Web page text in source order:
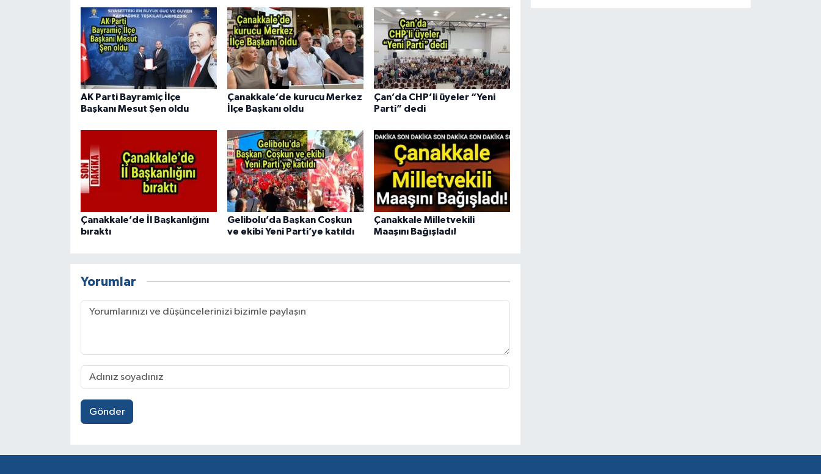
AK Parti Bayramiç İlçe
Başkanı Mesut Şen oldu
Çanakkale’de kurucu Merkez
İlçe Başkanı oldu
Çan’da CHP’li üyeler “Yeni
Parti” dedi
Çanakkale’de İl Başkanlığını
bıraktı
Gelibolu’da Başkan Coşkun
ve ekibi Yeni Parti’ye katıldı
Çanakkale Milletvekili
Maaşını Bağışladı!
Yorumlar
Gönder